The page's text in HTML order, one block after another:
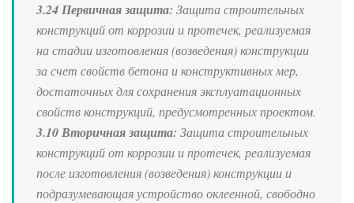
3.24 Первичная защита: Защита строительных
конструкций от коррозии и протечек, реализуемая
на стадии изготовления (возведения) конструкции
за счет свойств бетона и конструктивных мер,
достаточных для сохранения эксплуатационных
свойств конструкций, предусмотренных проектом.
3.10 Вторичная защита: Защита строительных
конструкций от коррозии и протечек, реализуемая
после изготовления (возведения) конструкции и
подразумевающая устройство оклеенной, свободно